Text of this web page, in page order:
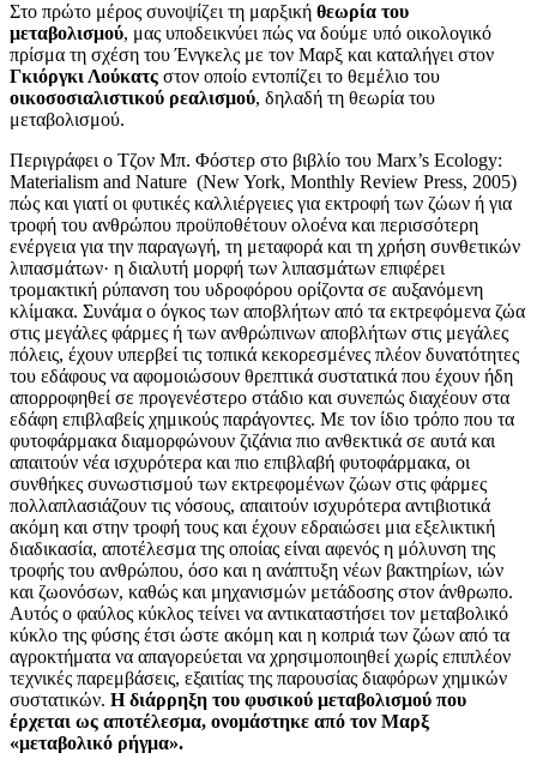
Στο πρώτο μέρος συνοψίζει τη μαρξική θεωρία του
μεταβολισμού, μας υποδεικνύει πώς να δούμε υπό οικολογικό
πρίσμα τη σχέση του Ένγκελς με τον Μαρξ και καταλήγει στον
Γκιόργκι Λούκατς στον οποίο εντοπίζει το θεμέλιο του
οικοσοσιαλιστικού ρεαλισμού, δηλαδή τη θεωρία του
μεταβολισμού.
Περιγράφει ο Τζον Μπ. Φόστερ στο βιβλίο του Marx’s Ecology:
Materialism and Nature (New York, Monthly Review Press, 2005)
πώς και γιατί οι φυτικές καλλιέργειες για εκτροφή των ζώων ή για
τροφή του ανθρώπου προϋποθέτουν ολοένα και περισσότερη
ενέργεια για την παραγωγή, τη μεταφορά και τη χρήση συνθετικών
λιπασμάτων· η διαλυτή μορφή των λιπασμάτων επιφέρει
τρομακτική ρύπανση του υδροφόρου ορίζοντα σε αυξανόμενη
κλίμακα. Συνάμα ο όγκος των αποβλήτων από τα εκτρεφόμενα ζώα
στις μεγάλες φάρμες ή των ανθρώπινων αποβλήτων στις μεγάλες
πόλεις, έχουν υπερβεί τις τοπικά κεκορεσμένες πλέον δυνατότητες
του εδάφους να αφομοιώσουν θρεπτικά συστατικά που έχουν ήδη
απορροφηθεί σε προγενέστερο στάδιο και συνεπώς διαχέουν στα
εδάφη επιβλαβείς χημικούς παράγοντες. Με τον ίδιο τρόπο που τα
φυτοφάρμακα διαμορφώνουν ζιζάνια πιο ανθεκτικά σε αυτά και
απαιτούν νέα ισχυρότερα και πιο επιβλαβή φυτοφάρμακα, οι
συνθήκες συνωστισμού των εκτρεφομένων ζώων στις φάρμες
πολλαπλασιάζουν τις νόσους, απαιτούν ισχυρότερα αντιβιοτικά
ακόμη και στην τροφή τους και έχουν εδραιώσει μια εξελικτική
διαδικασία, αποτέλεσμα της οποίας είναι αφενός η μόλυνση της
τροφής του ανθρώπου, όσο και η ανάπτυξη νέων βακτηρίων, ιών
και ζωονόσων, καθώς και μηχανισμών μετάδοσης στον άνθρωπο.
Αυτός ο φαύλος κύκλος τείνει να αντικαταστήσει τον μεταβολικό
κύκλο της φύσης έτσι ώστε ακόμη και η κοπριά των ζώων από τα
αγροκτήματα να απαγορεύεται να χρησιμοποιηθεί χωρίς επιπλέον
τεχνικές παρεμβάσεις, εξαιτίας της παρουσίας διαφόρων χημικών
συστατικών. Η διάρρηξη του φυσικού μεταβολισμού που
έρχεται ως αποτέλεσμα, ονομάστηκε από τον Μαρξ
«μεταβολικό ρήγμα».